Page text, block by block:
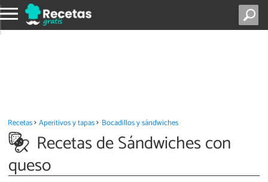
Recetas Aperitivos y tapas Bocadillos y sándwiches
Recetas de Sándwiches con
queso